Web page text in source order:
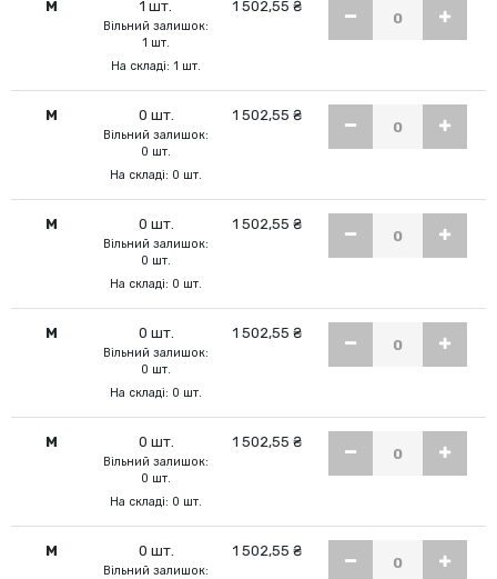
M 1 шт.
Вільний залишок:
1 шт.
На складі: 1 шт.
1 502,55 ₴
M 0 шт.
Вільний залишок:
0 шт.
На складі: 0 шт.
1 502,55 ₴
M 0 шт.
Вільний залишок:
0 шт.
На складі: 0 шт.
1 502,55 ₴
M 0 шт.
Вільний залишок:
0 шт.
На складі: 0 шт.
1 502,55 ₴
M 0 шт.
Вільний залишок:
0 шт.
На складі: 0 шт.
1 502,55 ₴
M 0 шт.
Вільний залишок:
1 502,55 ₴